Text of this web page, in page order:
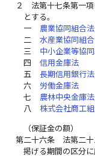
２
法第十七条第一
とする。
一
農業協同組合法
二
水産業協同組
三
中小企業等協
四
信用金庫法
五
長期信用銀行法
六
労働金庫法
七
農林中央金庫法
八
株式会社商工
（保証金の額）
第二十六条
法第二
掲げる期間の区分